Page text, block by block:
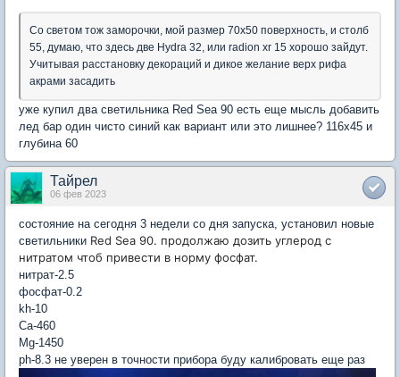
Со светом тож заморочки, мой размер 70х50 поверхность, и столб
55, думаю, что здесь две Hydra 32, или radion xr 15 хорошо зайдут.
Учитывая расстановку декораций и дикое желание верх рифа
акрами засадить
уже купил два светильника Red Sea 90 есть еще мысль добавить
лед бар один чисто синий как вариант или это лишнее? 116х45 и
глубина 60
Тайрел
06 фев 2023
состояние на сегодня 3 недели со дня запуска, установил новые
светильники Red Sea 90. продолжаю дозить углерод с
нитратом чтоб привести в норму фосфат.
нитрат-2.5
фосфат-0.2
kh-10
Ca-460
Mg-1450
ph-8.3 не уверен в точности прибора буду калибровать еще раз